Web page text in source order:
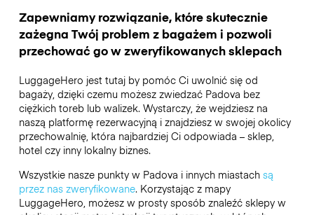
Zapewniamy rozwiązanie, które skutecznie
zażegna Twój problem z bagażem i pozwoli
przechować go w zweryfikowanych sklepach
LuggageHero jest tutaj by pomóc Ci uwolnić się od
bagaży, dzięki czemu możesz zwiedzać Padova bez
ciężkich toreb lub walizek. Wystarczy, że wejdziesz na
naszą platformę rezerwacyjną i znajdziesz w swojej okolicy
przechowalnię, która najbardziej Ci odpowiada – sklep,
hotel czy inny lokalny biznes.
Wszystkie nasze punkty w Padova i innych miastach są
przez nas zweryfikowane. Korzystając z mapy
LuggageHero, możesz w prosty sposób znaleźć sklepy w